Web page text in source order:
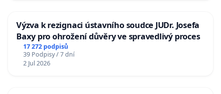
Výzva k rezignaci ústavního soudce JUDr. Josefa
Baxy pro ohrožení důvěry ve spravedlivý proces
17 272 podpisů
39 Podpisy / 7 dní
2 Jul 2026